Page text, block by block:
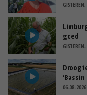
goed
06-08-2026